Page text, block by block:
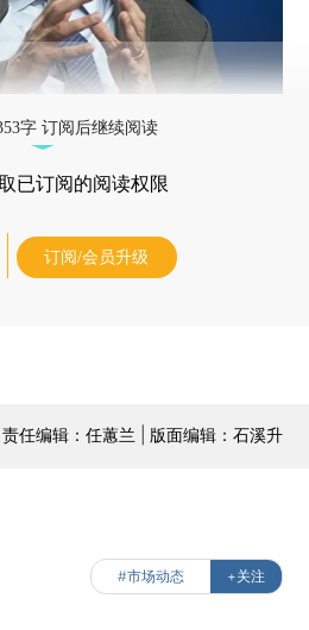
字 订阅后继续阅读
已订阅的阅读权限
订阅/会员升级
责任编辑：任蕙兰 | 版面编辑：石溪升
#市场动态 +关注